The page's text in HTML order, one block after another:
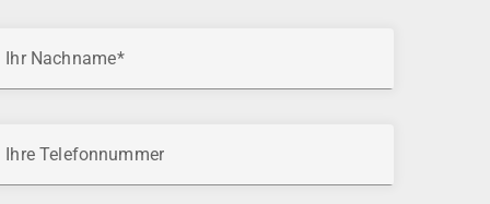
Ihr Nachname
Ihre Telefonnummer